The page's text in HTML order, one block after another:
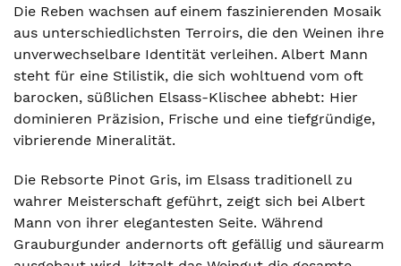
Die Reben wachsen auf einem faszinierenden Mosaik
aus unterschiedlichsten Terroirs, die den Weinen ihre
unverwechselbare Identität verleihen. Albert Mann
steht für eine Stilistik, die sich wohltuend vom oft
barocken, süßlichen Elsass-Klischee abhebt: Hier
dominieren Präzision, Frische und eine tiefgründige,
vibrierende Mineralität.
Die Rebsorte Pinot Gris, im Elsass traditionell zu
wahrer Meisterschaft geführt, zeigt sich bei Albert
Mann von ihrer elegantesten Seite. Während
Grauburgunder andernorts oft gefällig und säurearm